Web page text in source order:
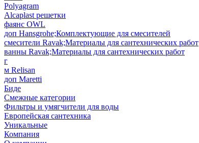
Polyagram
Alcaplast решетки
фаянс OWL
доп Hansgrohe;Комплектующие для смесителей
смесители Ravak;Материалы для сантехнических работ
ванны Ravak;Материалы для сантехнических работ
г
м Relisan
доп Maretti
Биде
Смежные категории
Фильтры и умягчители для воды
Европейская сантехника
Уникальные
Компания